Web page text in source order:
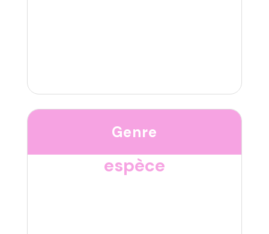
Genre
espèce